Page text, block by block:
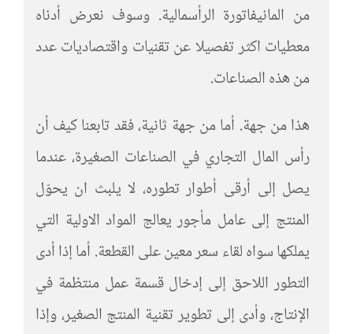
من المانيفاتورة الرأسمالية. وسوف نعرض أدناه
معطيات اكثر تفصيلا عن تقنيات واقتصاديات عدد
من هذه الصناعات.
هذا من جهة. أما من جهة ثانية، فقد تابعنا كيف أن
رأس المال التجاري في الصناعات الصغيرة، عندما
يصل إلى أرقى أطوار تطوره، لا يلبث ان يحوّل
المنتج إلى عامل مأجور يعالج المواد الاولية التي
يملكها سواه لقاء سعر معين على القطعة. أما إذا أدى
التطور اللاحق إلى إدخال قسمة عمل منتظمة في
الإنتاج، وأدى إلى تطوير تقنية المنتج الصغير، وإذا